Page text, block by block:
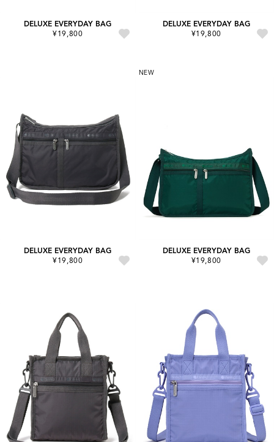
DELUXE EVERYDAY BAG
¥19,800
DELUXE EVERYDAY BAG
¥19,800
DELUXE EVERYDAY BAG
¥19,800
NEW
DELUXE EVERYDAY BAG
¥19,800